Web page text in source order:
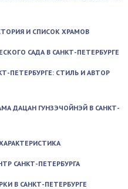
И СПИСОК ХРАМОВ
САДА В САНКТ-ПЕТЕРБУРГЕ
ПЕТЕРБУРГЕ: СТИЛЬ И АВТОР
ДАЦАН ГУНЗЭЧОЙНЭЙ В САНКТ-
САНКТ-ПЕТЕРБУРГА
В САНКТ-ПЕТЕРБУРГЕ